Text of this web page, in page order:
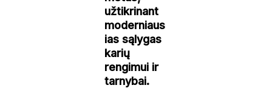
užtikrinant
moderniaus
ias sąlygas
karių
rengimui ir
tarnybai.